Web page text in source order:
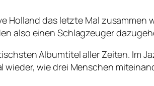
Holland das letzte Mal
also einen Schlagzeuger
Albumtitel aller Zeiten. Im
wie drei Menschen